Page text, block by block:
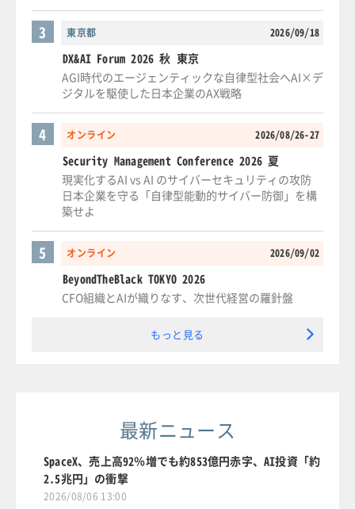
東京都 2026/09/18
3
DX&AI Forum 2026 秋 東京
AGI時代のエージェンティックな自律型社会へAI×デ
ジタルを駆使した日本企業のAX戦略
オンライン 2026/08/26-27
4
Security Management Conference 2026 夏
現実化するAI vs AI のサイバーセキュリティの攻防
日本企業を守る「自律型能動的サイバー防御」を構
築せよ
オンライン 2026/09/02
5
BeyondTheBlack TOKYO 2026
CFO組織とAIが織りなす、次世代経営の羅針盤
もっと見る
最新ニュース
SpaceX、売上高92％増でも約853億円赤字、AI投資「約
2.5兆円」の衝撃
2026/08/06 13:00